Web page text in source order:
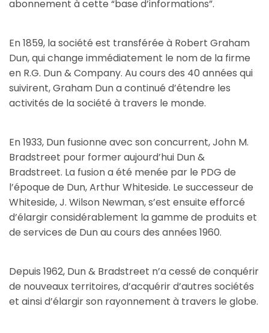
abonnement à cette “base d’informations”.
En 1859, la société est transférée à Robert Graham
Dun, qui change immédiatement le nom de la firme
en R.G. Dun & Company. Au cours des 40 années qui
suivirent, Graham Dun a continué d’étendre les
activités de la société à travers le monde.
En 1933, Dun fusionne avec son concurrent, John M.
Bradstreet pour former aujourd’hui Dun &
Bradstreet. La fusion a été menée par le PDG de
l’époque de Dun, Arthur Whiteside. Le successeur de
Whiteside, J. Wilson Newman, s’est ensuite efforcé
d’élargir considérablement la gamme de produits et
de services de Dun au cours des années 1960.
Depuis 1962, Dun & Bradstreet n’a cessé de conquérir
de nouveaux territoires, d’acquérir d’autres sociétés
et ainsi d’élargir son rayonnement à travers le globe.